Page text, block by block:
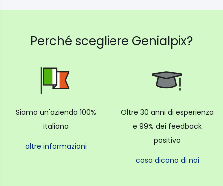
Perché scegliere Genialpix?
Siamo un'azienda 100%
italiana
altre informazioni
Oltre 30 anni di esperienza
e 99% dei feedback
positivo
cosa dicono di noi